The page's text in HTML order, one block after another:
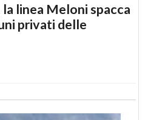
linea Meloni spacca
privati delle